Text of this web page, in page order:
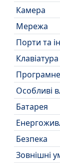
Камера
Мережа
Порти та
Клавіатура
Особливі
Батарея
Безпека
Зовнішні